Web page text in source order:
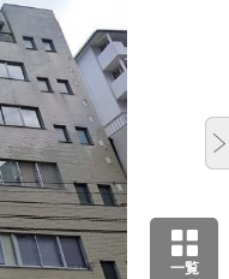
一覧